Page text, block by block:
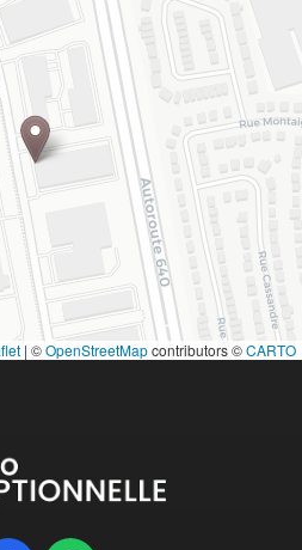
| ©OpenStreetMapcontributors ©CARTO